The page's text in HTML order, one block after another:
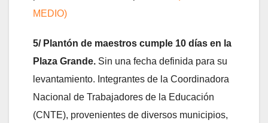
MEDIO)
5/ Plantón de maestros cumple 10 días en la
Plaza Grande. Sin una fecha definida para su
levantamiento. Integrantes de la Coordinadora
Nacional de Trabajadores de la Educación
(CNTE), provenientes de diversos municipios,